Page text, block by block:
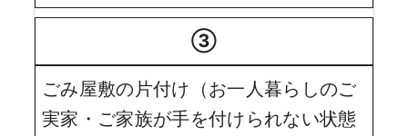
③
ごみ屋敷の片付け（お一人暮らしのご
実家・ご家族が手を付けられない状態